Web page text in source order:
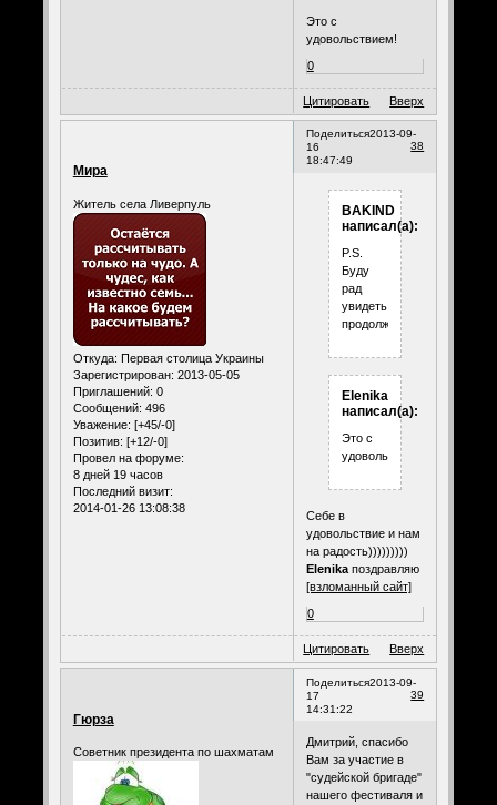
Это с
удовольствием!
0
Цитировать Вверх
Поделиться
38
2013-09-
16
18:47:49
Мира
Житель села Ливерпуль
Откуда: Первая столица Украины
Зарегистрирован: 2013-05-05
Приглашений: 0
Сообщений: 496
Уважение: [+45/-0]
Позитив: [+12/-0]
Провел на форуме:
8 дней 19 часов
Последний визит:
2014-01-26 13:08:38
BAKIND
написал(а):
P.S.
Буду
рад
увидеть
продолжение.
Elenika
написал(а):
Это с
удовольствием!
Себе в
удовольствие и нам
на радость)))))))))
Elenikaпоздравляю
[взломанный сайт]
0
Цитировать Вверх
Поделиться
39
2013-09-
17
14:31:22
Гюрза
Советник президента по шахматам
Дмитрий, спасибо
Вам за участие в
"судейской бригаде"
нашего фестиваля и